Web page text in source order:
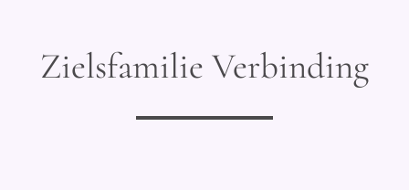
Zielsfamilie Verbinding